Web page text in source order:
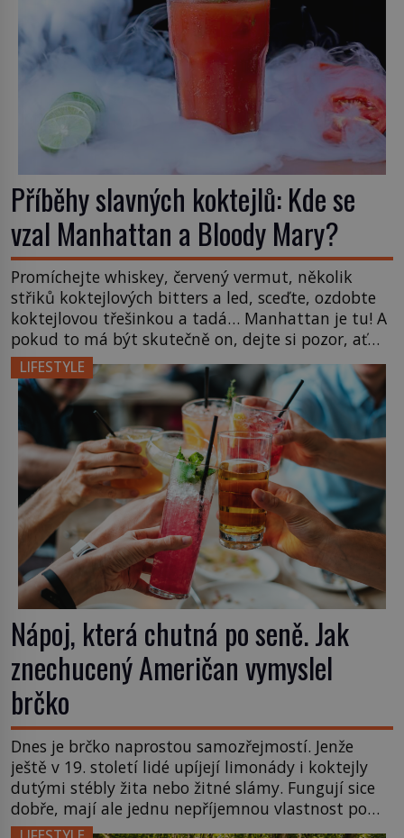
Příběhy slavných koktejlů: Kde se
vzal Manhattan a Bloody Mary?
Promíchejte whiskey, červený vermut, několik
střiků koktejlových bitters a led, sceďte, ozdobte
koktejlovou třešinkou a tadá… Manhattan je tu! A
pokud to má být skutečně on, dejte si pozor, ať
místo klasické americké rye whiskey či klidně
bourbonu nepoužijete skotskou whisku. Co se
stane? Inu, koktejl bude stále skvělý, ale už to
nebude Manhattan ale […]
LIFESTYLE
Nápoj, která chutná po seně. Jak
znechucený Američan vymyslel
brčko
Dnes je brčko naprostou samozřejmostí. Jenže
ještě v 19. století lidé upíjejí limonády i koktejly
dutými stébly žita nebo žitné slámy. Fungují sice
dobře, mají ale jednu nepříjemnou vlastnost po
chvíli se rozmáčejí a nápoji dodávají travnatou